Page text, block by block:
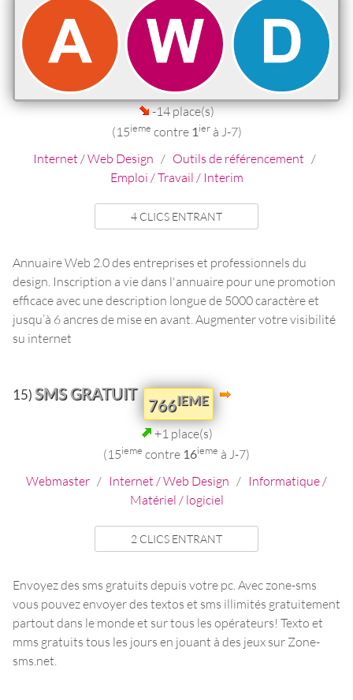
-14 place(s)
(15ieme contre 1ierà J-7)
Internet / Web Design / Outils de référencement /
Emploi / Travail / Interim
4 CLICS ENTRANT
Annuaire Web 2.0 des entreprises et professionnels du
design. Inscription a vie dans l'annuaire pour une promotion
efficace avec une description longue de 5000 caractère et
jusqu’à 6 ancres de mise en avant. Augmenter votre visibilité
su internet
15)SMS GRATUIT
766IEME
+1 place(s)
(15ieme contre 16ieme à J-7)
Webmaster / Internet / Web Design / Informatique /
Matériel / logiciel
2 CLICS ENTRANT
Envoyez des sms gratuits depuis votre pc. Avec zone-sms
vous pouvez envoyer des textos et sms illimités gratuitement
partout dans le monde et sur tous les opérateurs! Texto et
mms gratuits tous les jours en jouant à des jeux sur Zone-
sms.net.